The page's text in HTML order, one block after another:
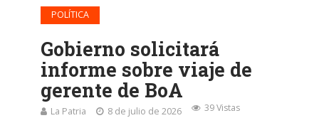
POLÍTICA
Gobierno solicitará
informe sobre viaje de
gerente de BoA
La Patria 8 de julio de 2026 39 Vistas